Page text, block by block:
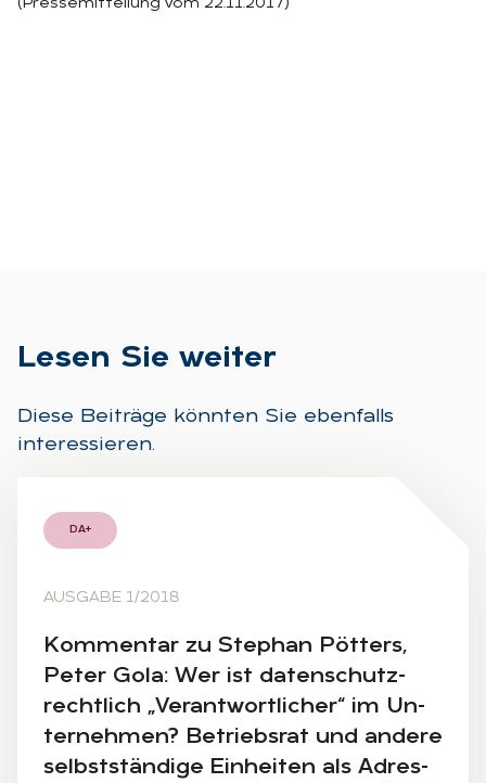
(Pressemitteilung vom 22.11.2017)
Le­sen Sie wei­ter
Diese Beiträge könnten Sie ebenfalls
interessieren.
DA+
AUSGABE 1/2018
Kom­men­tar zu Ste­phan Pöt­ters,
Pe­ter Gola: Wer ist da­ten­schutz­
recht­lich „Ver­ant­wort­li­cher“ im Un­
ter­neh­men? Be­triebs­rat und an­de­re
selbst­stän­di­ge Ein­hei­ten als Adres­